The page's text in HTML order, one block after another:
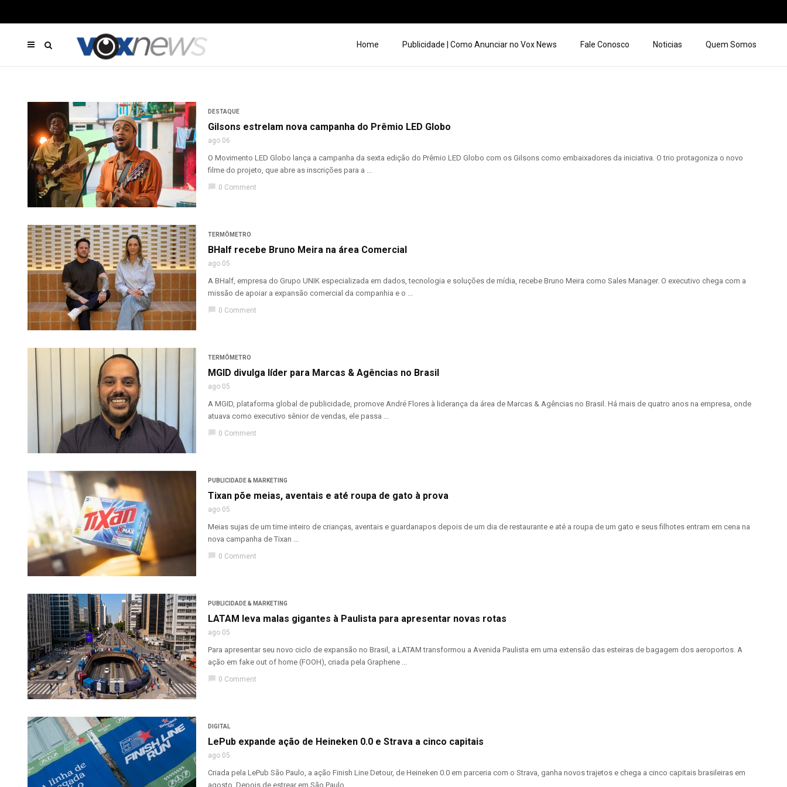
Home Publicidade | Como Anunciar no Vox News Fale Conosco Noticias Quem Somos
DESTAQUE
Gilsons estrelam nova campanha do Prêmio LED Globo
ago 06
O Movimento LED Globo lança a campanha da sexta edição do Prêmio LED Globo com os Gilsons como embaixadores da iniciativa. O trio protagoniza o novo
filme do projeto, que abre as inscrições para a ...
chat_bubble 0 Comment
TERMÔMETRO
BHalf recebe Bruno Meira na área Comercial
ago 05
A BHalf, empresa do Grupo UNIK especializada em dados, tecnologia e soluções de mídia, recebe Bruno Meira como Sales Manager. O executivo chega com a
missão de apoiar a expansão comercial da companhia e o ...
chat_bubble 0 Comment
TERMÔMETRO
MGID divulga líder para Marcas & Agências no Brasil
ago 05
A MGID, plataforma global de publicidade, promove André Flores à liderança da área de Marcas & Agências no Brasil. Há mais de quatro anos na empresa, onde
atuava como executivo sênior de vendas, ele passa ...
chat_bubble 0 Comment
PUBLICIDADE & MARKETING
Tixan põe meias, aventais e até roupa de gato à prova
ago 05
Meias sujas de um time inteiro de crianças, aventais e guardanapos depois de um dia de restaurante e até a roupa de um gato e seus filhotes entram em cena na
nova campanha de Tixan ...
chat_bubble 0 Comment
PUBLICIDADE & MARKETING
LATAM leva malas gigantes à Paulista para apresentar novas rotas
ago 05
Para apresentar seu novo ciclo de expansão no Brasil, a LATAM transformou a Avenida Paulista em uma extensão das esteiras de bagagem dos aeroportos. A
ação em fake out of home (FOOH), criada pela Graphene ...
chat_bubble 0 Comment
DIGITAL
LePub expande ação de Heineken 0.0 e Strava a cinco capitais
ago 05
Criada pela LePub São Paulo, a ação Finish Line Detour, de Heineken 0.0 em parceria com o Strava, ganha novos trajetos e chega a cinco capitais brasileiras em
agosto. Depois de estrear em São Paulo ...